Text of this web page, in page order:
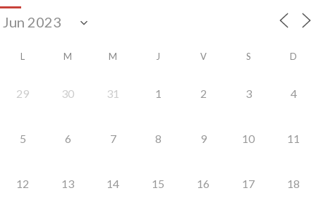
L M M J V S D
29 30 31 1 2 3 4
5 6 7 8 9 10 11
12 13 14 15 16 17 18